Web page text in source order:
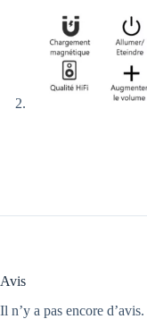
Avis
Il n’y a pas encore d’avis.